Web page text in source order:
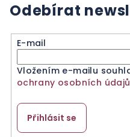
Odebírat
E-mail
Vložením e-mailu
ochrany osobních údajů
Přihlásit se